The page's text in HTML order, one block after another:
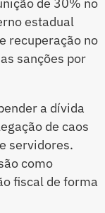
estadual
recuperação no
sanções por
a dívida
de caos
servidores.
como
fiscal de forma